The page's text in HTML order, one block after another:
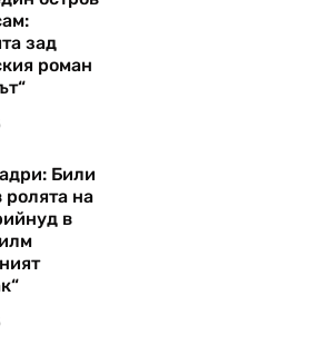
зад
роман
Били
на
в